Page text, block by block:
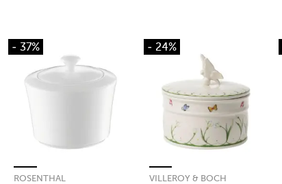
- 37%
ROSENTHAL
- 24%
VILLEROY & BOCH